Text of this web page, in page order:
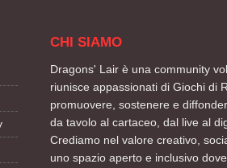
CHI SIAMO
Dragons' Lair è una community
riunisce appassionati di Giochi di
promuovere, sostenere e
da tavolo al cartaceo, dal live al
Crediamo nel valore creativo,
uno spazio aperto e inclusivo